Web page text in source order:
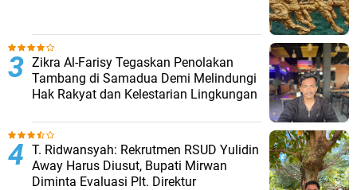
Zikra Al-Farisy Tegaskan Penolakan
Tambang di Samadua Demi Melindungi
Hak Rakyat dan Kelestarian Lingkungan
T. Ridwansyah: Rekrutmen RSUD Yulidin
Away Harus Diusut, Bupati Mirwan
Diminta Evaluasi Plt. Direktur